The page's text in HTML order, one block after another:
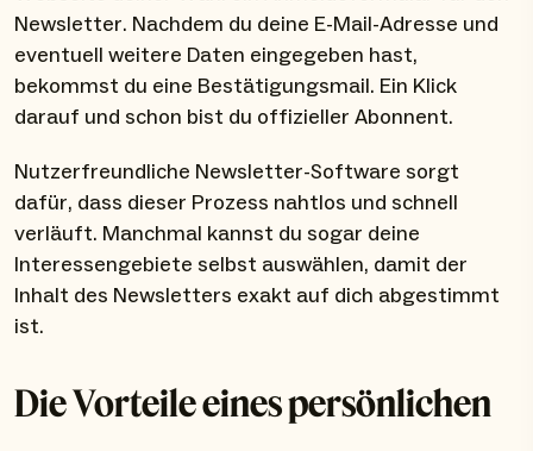
Newsletter. Nachdem du deine E-Mail-Adresse und
eventuell weitere Daten eingegeben hast,
bekommst du eine Bestätigungsmail. Ein Klick
darauf und schon bist du offizieller Abonnent.
Nutzerfreundliche Newsletter-Software sorgt
dafür, dass dieser Prozess nahtlos und schnell
verläuft. Manchmal kannst du sogar deine
Interessengebiete selbst auswählen, damit der
Inhalt des Newsletters exakt auf dich abgestimmt
ist.
Die Vorteile eines persönlichen